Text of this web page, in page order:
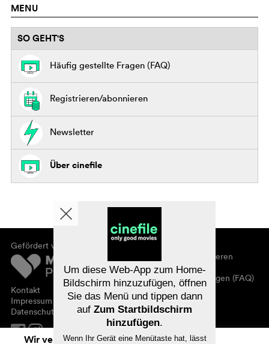
MENU
SO GEHT'S
Häufig gestellte Fragen (FAQ)
Registrieren/abonnieren
Newsletter
Über cinefile
Gefördert von
Kontakt
Impressum
Datenschutz
Registrieren/abonnieren
Newsletter
Häufig gestellte Fragen (FAQ)
Gutscheine
Wir verwenden Cookies. Mit dem
Um diese Web-App zum Home-
Bildschirm hinzuzufügen, öffnen
Sie das Menü und tippen dann
auf Zum Startbildschirm
hinzufügen.
Wenn Ihr Gerät eine Menütaste hat, lässt